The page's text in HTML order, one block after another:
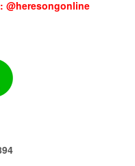
@heresongonline